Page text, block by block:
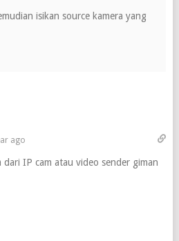
isikan source kamera yang
ago
dari IP cam atau video sender giman